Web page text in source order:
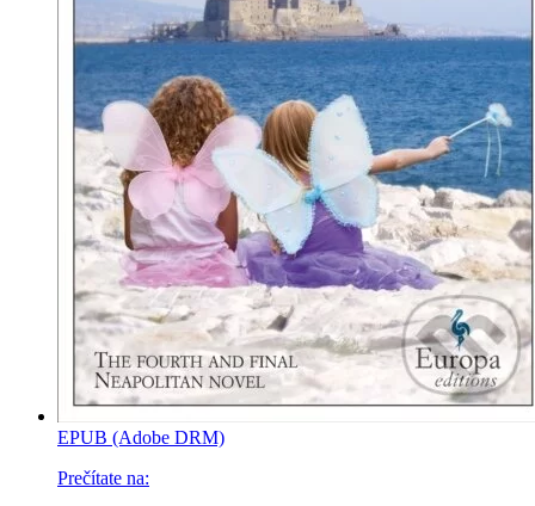
EPUB (Adobe DRM)
Prečítate na: